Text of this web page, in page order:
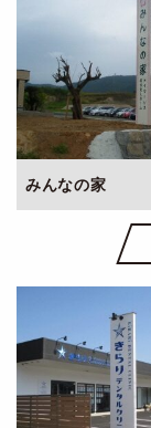
みんなの家